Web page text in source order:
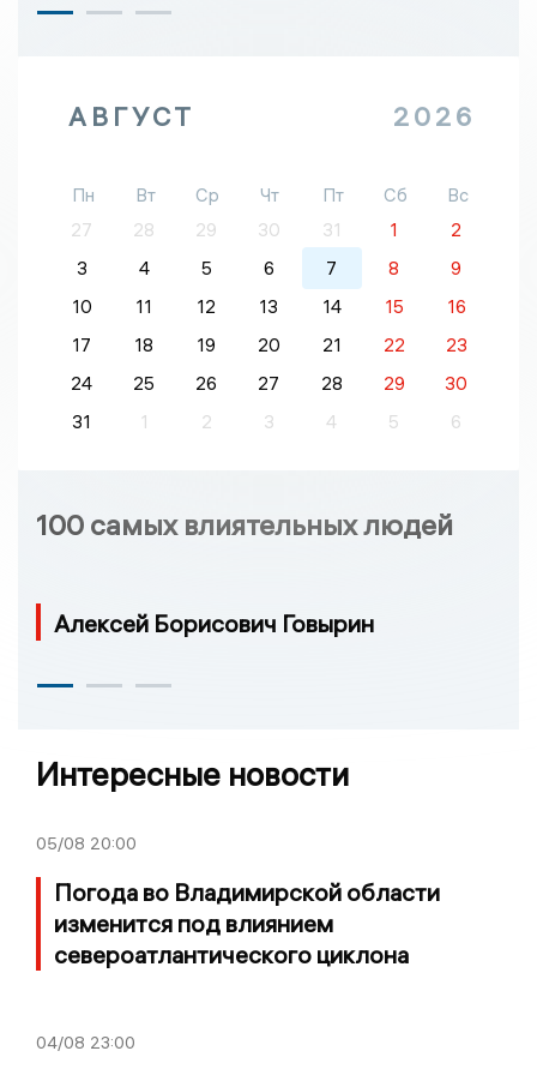
АВГУСТ 2026
Пн Вт Ср Чт Пт Сб
Вс
27
28 29 30 31 1
2
3
4 5 6 7 8
9
10
11 12 13 14 15
16
17
18 19 20 21 22
23
24
25 26 27 28 29
30
31
1 2 3 4 5 6
100 самых влиятельных людей
Алексей Борисович Говырин
Интересные новости
05/08 20:00
Погода во Владимирской области
изменится под влиянием
североатлантического циклона
04/08 23:00